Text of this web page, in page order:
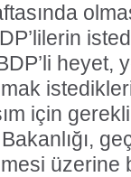
için
üzerine